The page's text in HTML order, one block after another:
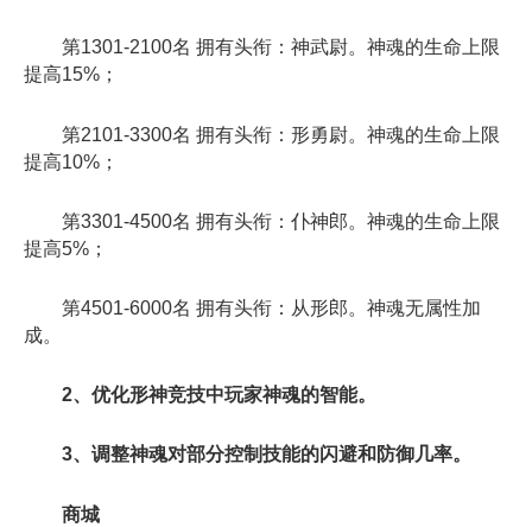
第1301-2100名 拥有头衔：神武尉。神魂的生命上限
提高15%；
第2101-3300名 拥有头衔：形勇尉。神魂的生命上限
提高10%；
第3301-4500名 拥有头衔：仆神郎。神魂的生命上限
提高5%；
第4501-6000名 拥有头衔：从形郎。神魂无属性加
成。
2、优化形神竞技中玩家神魂的智能。
3、调整神魂对部分控制技能的闪避和防御几率。
商城